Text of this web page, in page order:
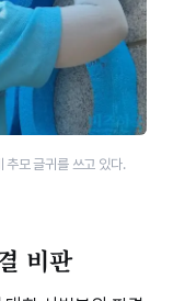
추모 글귀를 쓰고 있다.
비판